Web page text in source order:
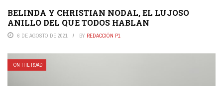
BELINDA Y CHRISTIAN NODAL, EL LUJOSO
ANILLO DEL QUE TODOS HABLAN
6 DE AGOSTO DE 2021 BY REDACCIÓN P1
ON THE ROAD